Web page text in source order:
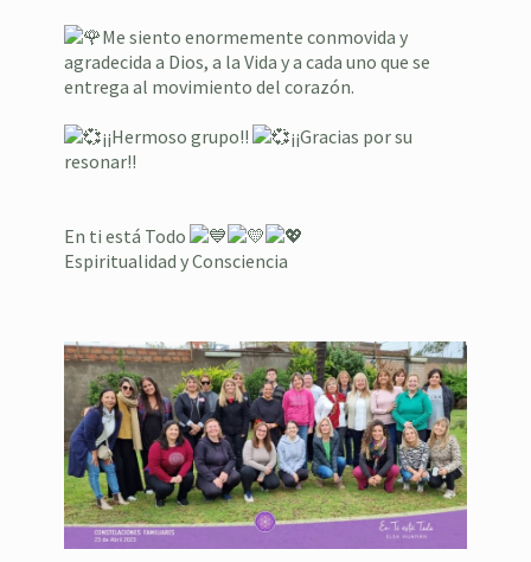
Me siento enormemente conmovida y
agradecida a Dios, a la Vida y a cada uno que se
entrega al movimiento del corazón.
¡¡Hermoso grupo!!
¡¡Gracias por su
resonar!!
⁣En ti está Todo
Espiritualidad y Consciencia